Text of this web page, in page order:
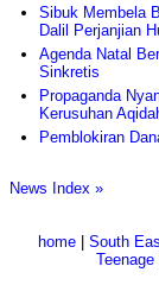
Sibuk Membela
Dalil Perjanjian
Agenda Natal
Sinkretis
Propaganda
Kerusuhan
Pemblokiran
News Index »
home| South
Teenage